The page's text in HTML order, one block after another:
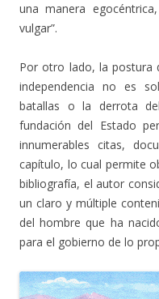
una manera
vulgar”.
Por otro lado, la postura
independencia no es
batallas o la derrota
fundación del Estado
innumerables citas,
capítulo, lo cual permite
bibliografía, el autor
un claro y múltiple
del hombre que ha
para el gobierno de lo